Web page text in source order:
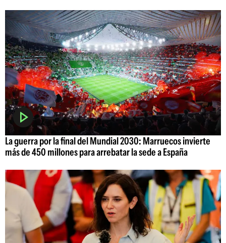
La guerra por la final del Mundial 2030: Marruecos invierte
más de 450 millones para arrebatar la sede a España